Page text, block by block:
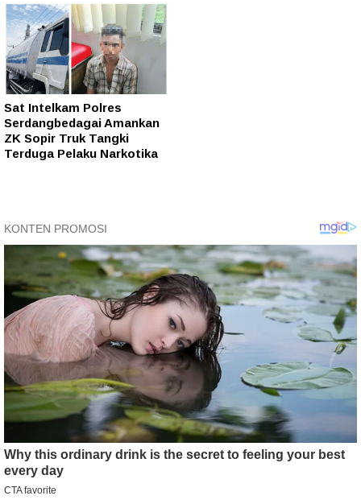
Sat Intelkam Polres
Serdangbedagai Amankan
ZK Sopir Truk Tangki
Terduga Pelaku Narkotika